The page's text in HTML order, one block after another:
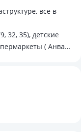
все в
32, 35), детские
( Анвар,
муниципальный
и мягкая